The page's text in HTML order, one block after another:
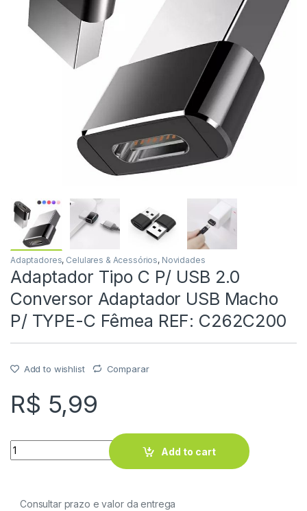
Adaptadores, Celulares & Acessórios, Novidades
Adaptador Tipo C P/ USB 2.0
Conversor Adaptador USB Macho
P/ TYPE-C Fêmea REF: C262C200
Add to wishlist Comparar
R$ 5,99
Quantity
Add to cart
Consultar prazo e valor da entrega